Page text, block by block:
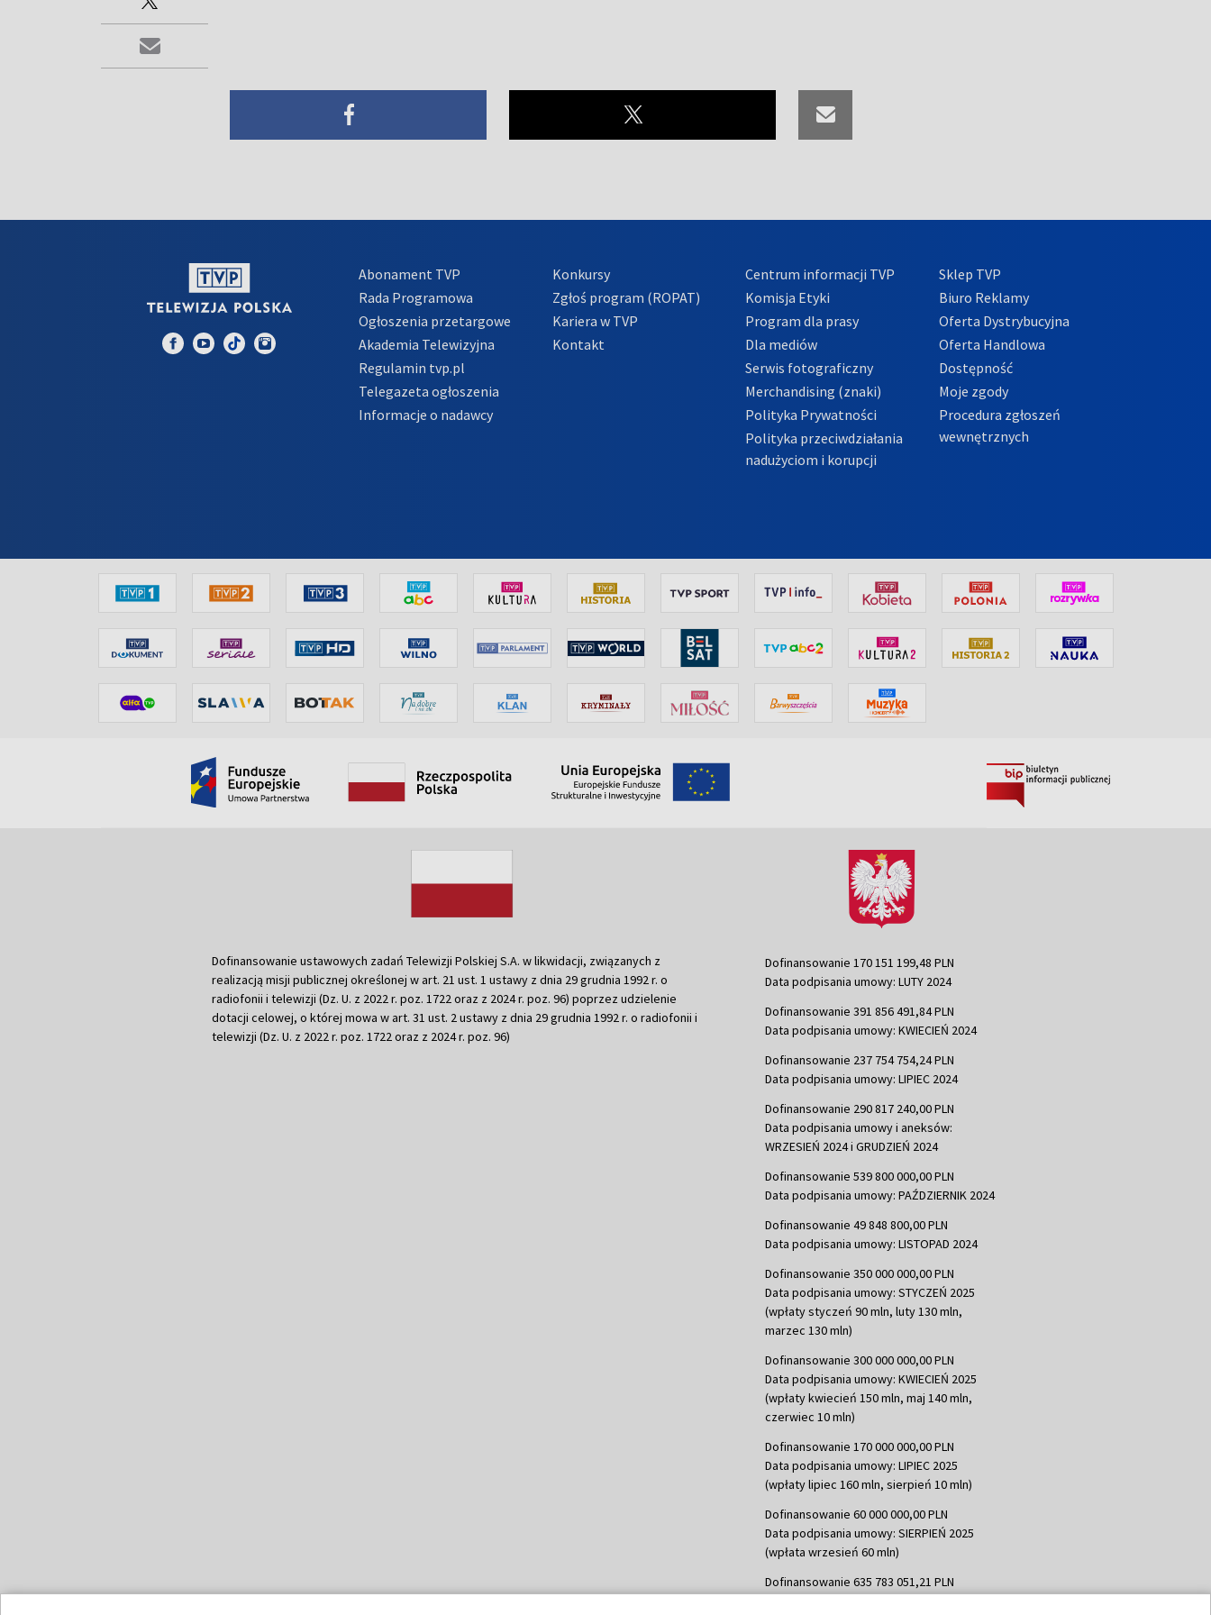
Abonament TVP
Rada Programowa
Ogłoszenia przetargowe
Akademia Telewizyjna
Regulamin tvp.pl
Telegazeta ogłoszenia
Informacje o nadawcy
Konkursy
Zgłoś program (ROPAT)
Kariera w TVP
Kontakt
Centrum informacji TVP
Komisja Etyki
Program dla prasy
Dla mediów
Serwis fotograficzny
Merchandising (znaki)
Polityka Prywatności
Polityka przeciwdziałania
nadużyciom i korupcji
Sklep TVP
Biuro Reklamy
Oferta Dystrybucyjna
Oferta Handlowa
Dostępność
Moje zgody
Procedura zgłoszeń
wewnętrznych
Dofinansowanie ustawowych zadań Telewizji Polskiej S.A. w likwidacji, związanych z
realizacją misji publicznej określonej w art. 21 ust. 1 ustawy z dnia 29 grudnia 1992 r. o
radiofonii i telewizji (Dz. U. z 2022 r. poz. 1722 oraz z 2024 r. poz. 96) poprzez udzielenie
dotacji celowej, o której mowa w art. 31 ust. 2 ustawy z dnia 29 grudnia 1992 r. o radiofonii i
telewizji (Dz. U. z 2022 r. poz. 1722 oraz z 2024 r. poz. 96)
Dofinansowanie 170 151 199,48 PLN
Data podpisania umowy: LUTY 2024
Dofinansowanie 391 856 491,84 PLN
Data podpisania umowy: KWIECIEŃ 2024
Dofinansowanie 237 754 754,24 PLN
Data podpisania umowy: LIPIEC 2024
Dofinansowanie 290 817 240,00 PLN
Data podpisania umowy i aneksów:
WRZESIEŃ 2024 i GRUDZIEŃ 2024
Dofinansowanie 539 800 000,00 PLN
Data podpisania umowy: PAŹDZIERNIK 2024
Dofinansowanie 49 848 800,00 PLN
Data podpisania umowy: LISTOPAD 2024
Dofinansowanie 350 000 000,00 PLN
Data podpisania umowy: STYCZEŃ 2025
(wpłaty styczeń 90 mln, luty 130 mln,
marzec 130 mln)
Dofinansowanie 300 000 000,00 PLN
Data podpisania umowy: KWIECIEŃ 2025
(wpłaty kwiecień 150 mln, maj 140 mln,
czerwiec 10 mln)
Dofinansowanie 170 000 000,00 PLN
Data podpisania umowy: LIPIEC 2025
(wpłaty lipiec 160 mln, sierpień 10 mln)
Dofinansowanie 60 000 000,00 PLN
Data podpisania umowy: SIERPIEŃ 2025
(wpłata wrzesień 60 mln)
Dofinansowanie 635 783 051,21 PLN